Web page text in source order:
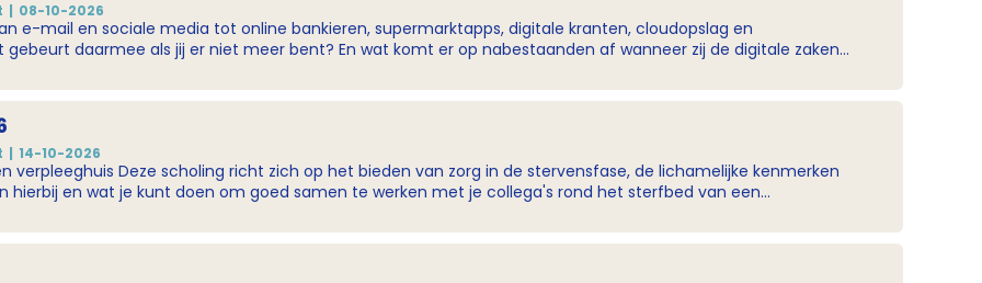
08-10-2026
e-mail en sociale media tot online bankieren, supermarktapps, digitale kranten, cloudopslag en
daarmee als jij er niet meer bent? En wat komt er op nabestaanden af wanneer zij de digitale zaken
14-10-2026
de lichamelijke kenmerken
hierbij en wat je kunt doen om goed samen te werken met je collega's rond het sterfbed van een
mee te doen omdat deze niet bij het normale sterven horen? Hoe werk je met je collega's samen rond het
je zeggen tegen naasten die betrokken zijn bij een sterfbed? Er wordt geen accreditatie aangevraagd. Na